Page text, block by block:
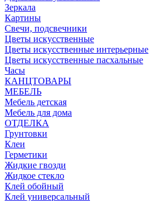
Зеркала
Картины
Свечи, подсвечники
Цветы искусственные
Цветы искусственные интерьерные
Цветы искусственные пасхальные
Часы
КАНЦТОВАРЫ
МЕБЕЛЬ
Мебель детская
Мебель для дома
ОТДЕЛКА
Грунтовки
Клеи
Герметики
Жидкие гвозди
Жидкое стекло
Клей обойный
Клей универсальный